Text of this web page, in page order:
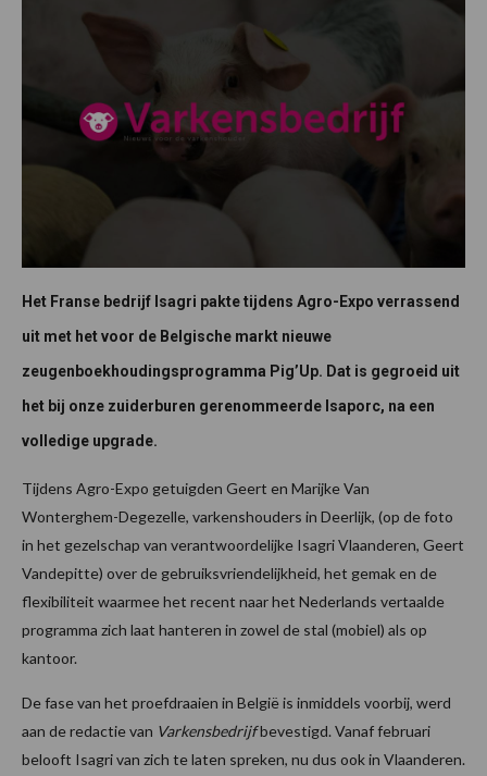
Het Franse bedrijf Isagri pakte tijdens Agro-Expo verrassend
uit met het voor de Belgische markt nieuwe
zeugenboekhoudingsprogramma Pig’Up. Dat is gegroeid uit
het bij onze zuiderburen gerenommeerde Isaporc, na een
volledige upgrade.
Tijdens Agro-Expo getuigden Geert en Marijke Van
Wonterghem-Degezelle, varkenshouders in Deerlijk, (op de foto
in het gezelschap van verantwoordelijke Isagri Vlaanderen, Geert
Vandepitte) over de gebruiksvriendelijkheid, het gemak en de
flexibiliteit waarmee het recent naar het Nederlands vertaalde
programma zich laat hanteren in zowel de stal (mobiel) als op
kantoor.
De fase van het proefdraaien in België is inmiddels voorbij, werd
aan de redactie van Varkensbedrijfbevestigd. Vanaf februari
belooft Isagri van zich te laten spreken, nu dus ook in Vlaanderen.